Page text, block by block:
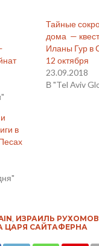
Тайные
дома —
Иланы Гур
12 октября
23.09.2018
В "Tel Aviv
в
, ИЗРАИЛЬ
ЦАРЯ САЙТАФЕРНА